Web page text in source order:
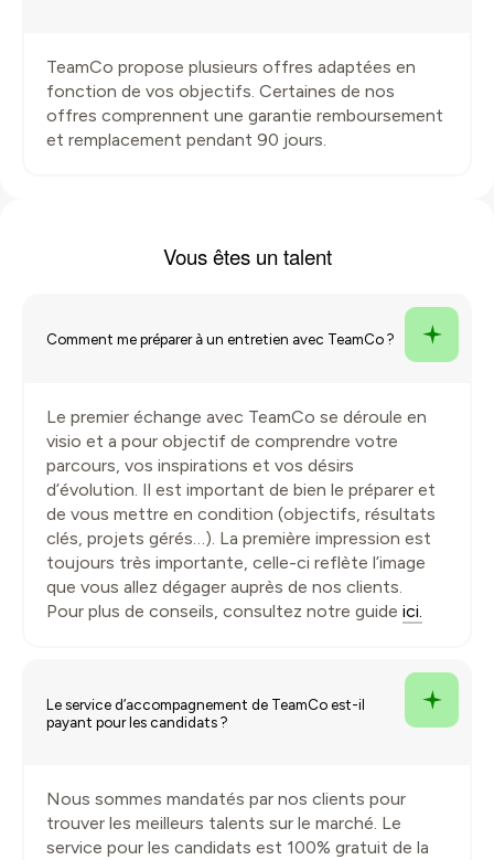
TeamCo propose plusieurs offres adaptées en
fonction de vos objectifs. Certaines de nos
offres comprennent une garantie remboursement
et remplacement pendant 90 jours.
Vous êtes untalent
Comment me préparer à un entretien avec TeamCo ?
Le premier échange avec TeamCo se déroule en
visio et a pour objectif de comprendre votre
parcours, vos inspirations et vos désirs
d’évolution. Il est important de bien le préparer et
de vous mettre en condition (objectifs, résultats
clés, projets gérés…). La première impression est
toujours très importante, celle-ci reflète l’image
que vous allez dégager auprès de nos clients.
Pour plus de conseils, consultez notre guide ici.
Le service d’accompagnement de TeamCo est-il
payant pour les candidats ?
Nous sommes mandatés par nos clients pour
trouver les meilleurs talents sur le marché. Le
service pour les candidats est 100% gratuit de la